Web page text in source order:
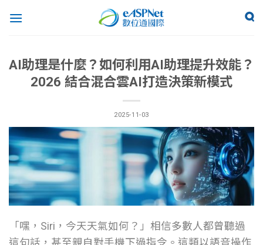
AI助理是什麼？如何利用AI助理提升效能？
2026 結合混合雲AI打造決策新模式
2025-11-03
「嘿，Siri，今天天氣如何？」相信多數人都曾聽過
這句話，甚至親自對手機下過指令。這類以語音操作